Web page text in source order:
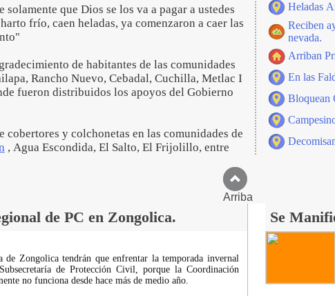
que Dios se los va a pagar a ustedes
frío, caen heladas, ya comenzaron a caer las
de habitantes de las comunidades
Rancho Nuevo, Cebadal, Cuchilla, Metlac I
fueron distribuidos los apoyos del Gobierno
cobertores y colchonetas en las comunidades de
, Agua Escondida, El Salto, El Frijolillo, entre
Heladas
Reciben
nevada.
Arriban
En las
Bloquean
Arriba
de PC en Zongolica. Se
Zongolica tendrán que enfrentar la temporada invernal
de Protección Civil, porque la Coordinación
no funciona desde hace más de medio año.